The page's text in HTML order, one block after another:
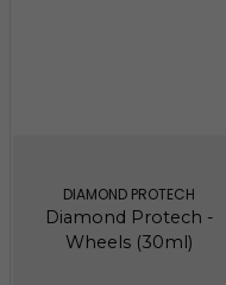
DIAMOND PROTECH
Diamond Protech -
Wheels (30ml)